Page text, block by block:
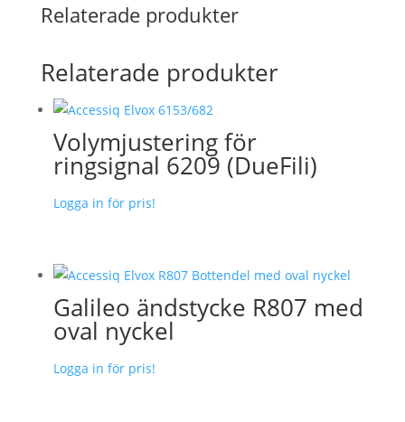
Relaterade produkter
Relaterade produkter
Volymjustering för
ringsignal 6209 (DueFili)
Logga in för pris!
Galileo ändstycke R807 med
oval nyckel
Logga in för pris!